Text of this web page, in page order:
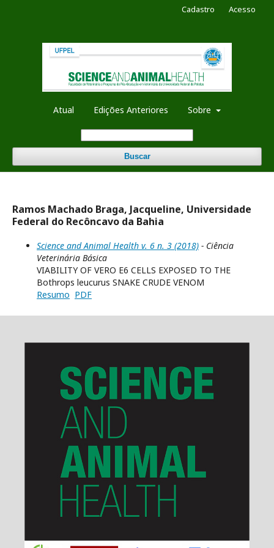
Atual Edições Anteriores Sobre
Buscar
Cadastro Acesso
Ramos Machado Braga, Jacqueline, Universidade
Federal do Recôncavo da Bahia
Science and Animal Health v. 6 n. 3 (2018) - Ciência
Veterinária Básica
VIABILITY OF VERO E6 CELLS EXPOSED TO THE
Bothrops leucurus SNAKE CRUDE VENOM
Resumo PDF